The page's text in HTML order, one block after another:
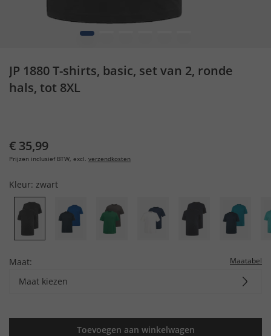
1
JP 1880 T-shirts, basic, set van 2, ronde
hals, tot 8XL
€ 35,99
Prijzen inclusief BTW, excl. verzendkosten
Kleur: zwart
Maat: Maatabel
Maat kiezen
Toevoegen aan winkelwagen